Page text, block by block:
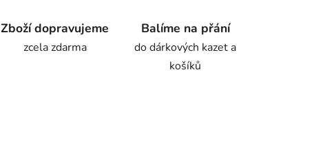
Zboží dopravujeme
zcela zdarma
Balíme na přání
do dárkových kazet a
košíků